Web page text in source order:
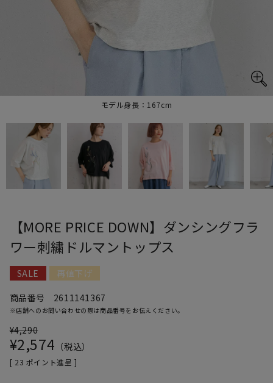
モデル身長：167cm
【MORE PRICE DOWN】ダンシングフラ
ワー刺繍ドルマントップス
SALE
再値下げ
商品番号
2611141367
※店舗へのお問い合わせの際は商品番号をお伝えください。
¥4,290
¥2,574 税込
[ 23 ポイント進呈 ]